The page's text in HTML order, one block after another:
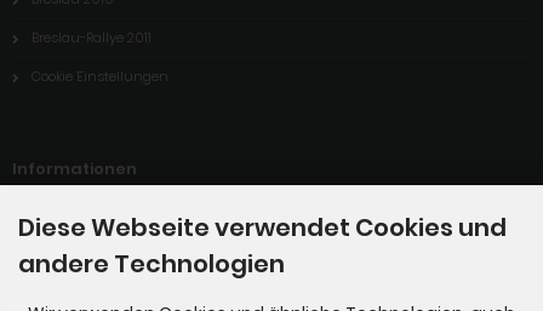
Breslau-Rallye 2011
Cookie Einstellungen
Informationen
Willkommen bei der G-Manufaktur
Links
Kontakt
Diese Webseite verwendet Cookies und
andere Technologien